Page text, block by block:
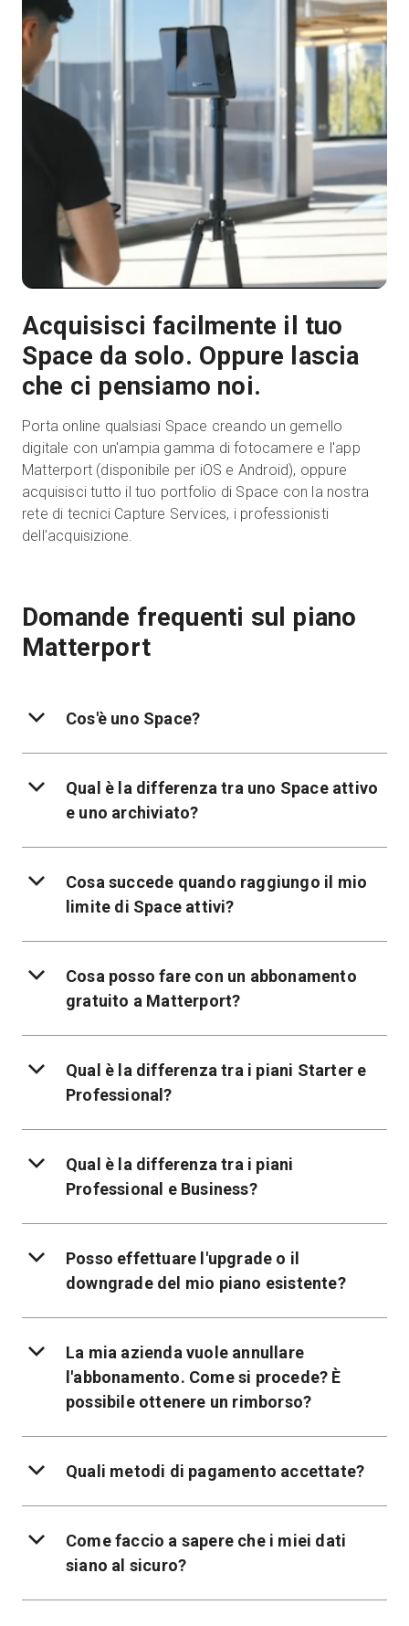
Acquisisci facilmente il tuo
Space da solo. Oppure lascia
che ci pensiamo noi.
Porta online qualsiasi Space creando un gemello
digitale con un'ampia gamma di fotocamere e l'app
Matterport (disponibile per iOS e Android), oppure
acquisisci tutto il tuo portfolio di Space con la nostra
rete di tecnici Capture Services, i professionisti
dell'acquisizione.
Domande frequenti sul piano
Matterport
Cos'è uno Space?
Qual è la differenza tra uno Space attivo
e uno archiviato?
Cosa succede quando raggiungo il mio
limite di Space attivi?
Cosa posso fare con un abbonamento
gratuito a Matterport?
Qual è la differenza tra i piani Starter e
Professional?
Qual è la differenza tra i piani
Professional e Business?
Posso effettuare l'upgrade o il
downgrade del mio piano esistente?
La mia azienda vuole annullare
l'abbonamento. Come si procede? È
possibile ottenere un rimborso?
Quali metodi di pagamento accettate?
Come faccio a sapere che i miei dati
siano al sicuro?